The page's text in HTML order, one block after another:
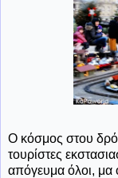
Ο κόσμος στου
τουρίστες
απόγευμα όλοι, μα